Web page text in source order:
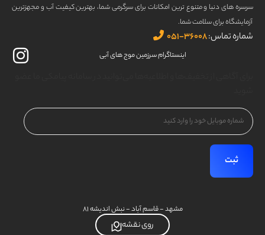
سرسره های دنیا و متنوع ترین امکانات برای سرگرمی شما، بهترین کیفیت آب و مجهزترین
آزمایشگاه برای سلامت شما.
شماره تماس:
اینستاگرام سرزمین موج های آبی
شماره
موبایل
(Required)
روی نقشه
مشهد - قاسم آباد - نبش اندیشه ۸۱